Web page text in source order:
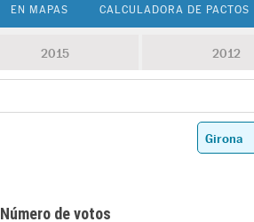
EN MAPAS CALCULADORA DE PACTOS
2015 2012
Número de votos